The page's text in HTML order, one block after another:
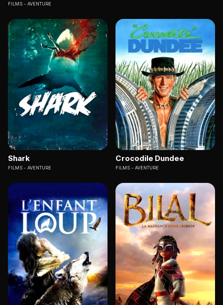
FILMS AVENTURE
Shark
FILMS AVENTURE
Crocodile Dundee
FILMS AVENTURE